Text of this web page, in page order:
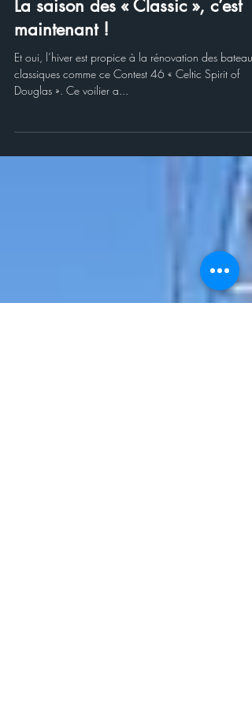
Mer & Bois
11 févr. 2022
La saison des « Classic », c’est
Et oui, l’hiver est propice à la rénovation des bateaux
classiques comme ce Contest 46 « Celtic Spirit of